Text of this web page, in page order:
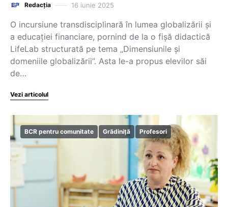
Redacția 16 iunie 2025
O incursiune transdisciplinară în lumea globalizării și
a educației financiare, pornind de la o fișă didactică
LifeLab structurată pe tema „Dimensiunile și
domeniile globalizării”. Asta le-a propus elevilor săi
de…
Vezi articolul
BCR pentru comunitate Grădiniță Profesori